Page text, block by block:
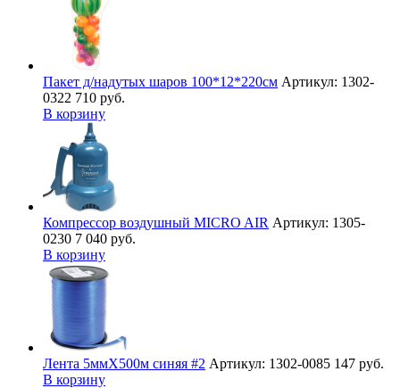
Пакет д/надутых шаров 100*12*220см Артикул: 1302-
0322 710 руб.
В корзину
Компрессор воздушный MICRO AIR Артикул: 1305-
0230 7 040 руб.
В корзину
Лента 5ммХ500м синяя #2 Артикул: 1302-0085 147 руб.
В корзину